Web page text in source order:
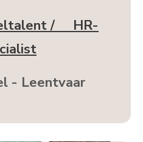
/ HR-
- Leentvaar